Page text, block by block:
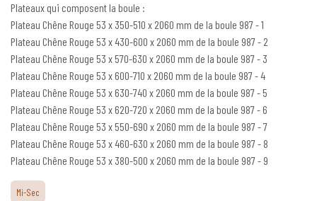
Plateaux qui composent la boule :
Plateau Chêne Rouge 53 x 350-510 x 2060 mm de la boule 987 - 1
Plateau Chêne Rouge 53 x 430-600 x 2060 mm de la boule 987 - 2
Plateau Chêne Rouge 53 x 570-630 x 2060 mm de la boule 987 - 3
Plateau Chêne Rouge 53 x 600-710 x 2060 mm de la boule 987 - 4
Plateau Chêne Rouge 53 x 630-740 x 2060 mm de la boule 987 - 5
Plateau Chêne Rouge 53 x 620-720 x 2060 mm de la boule 987 - 6
Plateau Chêne Rouge 53 x 550-690 x 2060 mm de la boule 987 - 7
Plateau Chêne Rouge 53 x 460-630 x 2060 mm de la boule 987 - 8
Plateau Chêne Rouge 53 x 380-500 x 2060 mm de la boule 987 - 9
Mi-Sec